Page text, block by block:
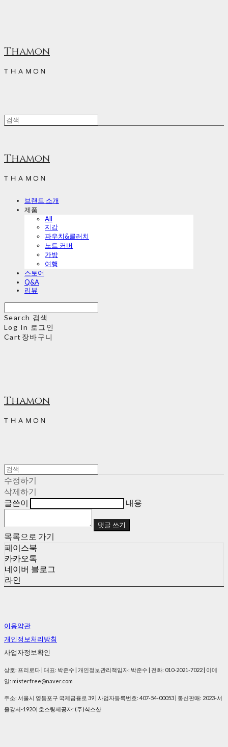
Thamon
Thamon
브랜드 소개
제품
All
지갑
파우치&클러치
노트 커버
가방
여행
스토어
Q&A
리뷰
Search 검색
Log In 로그인
Cart 장바구니
Thamon
수정하기
삭제하기
글쓴이
내용
댓글 쓰기
목록으로 가기
페이스북
카카오톡
네이버 블로그
라인
이용약관
개인정보처리방침
사업자정보확인
상호: 프리로다 | 대표: 박준수 | 개인정보관리책임자: 박준수 | 전화: 010-2021-7022 | 이메
일: misterfree@naver.com
주소: 서울시 영등포구 국제금융로 39 | 사업자등록번호: 407-54-00053 | 통신판매: 2023-서
울강서-1920| 호스팅제공자: (주)식스샵